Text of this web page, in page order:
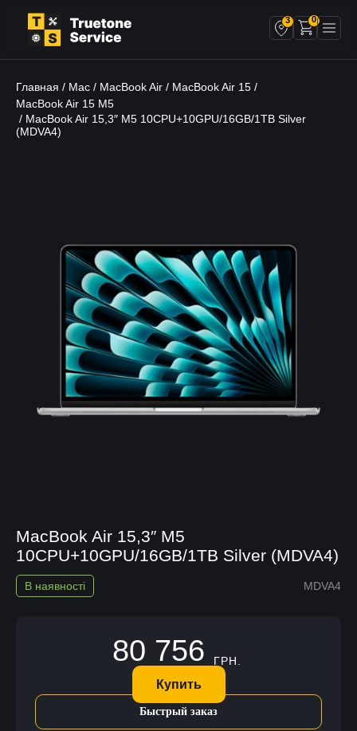
3 0
Главная / Mac / MacBook Air / MacBook Air 15 /
MacBook Air 15 M5
/ MacBook Air 15,3″ M5 10CPU+10GPU/16GB/1TB Silver
(MDVA4)
MacBook Air 15,3″ M5
10CPU+10GPU/16GB/1TB Silver (MDVA4)
MDVA4
В наявності
80 756 ГРН.
Купить
Быстрый заказ